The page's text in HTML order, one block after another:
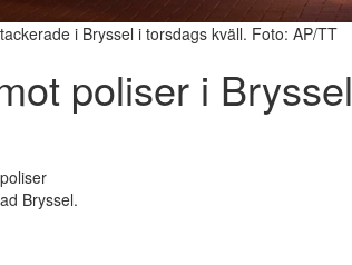
i Bryssel i torsdags kväll. Foto: AP/TT
poliser i Bryssel
Bryssel.